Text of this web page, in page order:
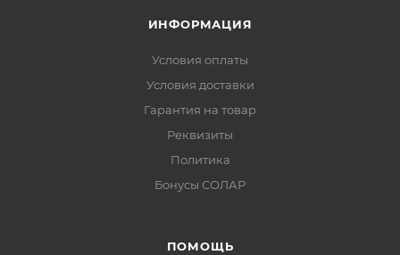
ИНФОРМАЦИЯ
Условия оплаты
Условия доставки
Гарантия на товар
Реквизиты
Политика
Бонусы СОЛАР
ПОМОЩЬ